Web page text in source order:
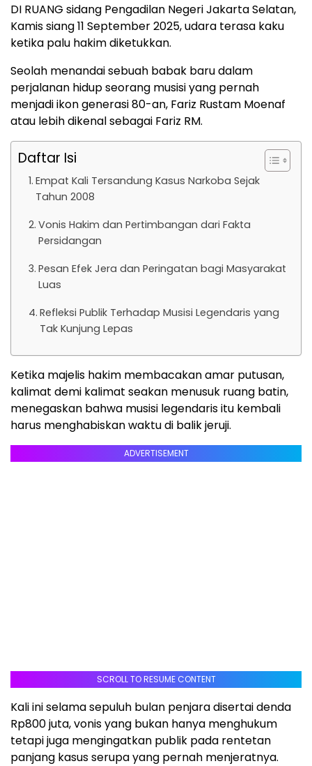
DI RUANG sidang Pengadilan Negeri Jakarta Selatan,
Kamis siang 11 September 2025, udara terasa kaku
ketika palu hakim diketukkan.
Seolah menandai sebuah babak baru dalam
perjalanan hidup seorang musisi yang pernah
menjadi ikon generasi 80-an, Fariz Rustam Moenaf
atau lebih dikenal sebagai Fariz RM.
Daftar Isi
Empat Kali Tersandung Kasus Narkoba Sejak
Tahun 2008
Vonis Hakim dan Pertimbangan dari Fakta
Persidangan
Pesan Efek Jera dan Peringatan bagi Masyarakat
Luas
Refleksi Publik Terhadap Musisi Legendaris yang
Tak Kunjung Lepas
Ketika majelis hakim membacakan amar putusan,
kalimat demi kalimat seakan menusuk ruang batin,
menegaskan bahwa musisi legendaris itu kembali
harus menghabiskan waktu di balik jeruji.
ADVERTISEMENT
SCROLL TO RESUME CONTENT
Kali ini selama sepuluh bulan penjara disertai denda
Rp800 juta, vonis yang bukan hanya menghukum
tetapi juga mengingatkan publik pada rentetan
panjang kasus serupa yang pernah menjeratnya.